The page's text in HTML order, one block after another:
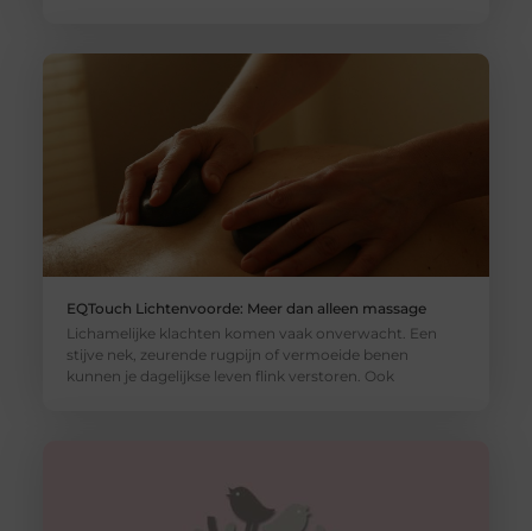
EQTouch Lichtenvoorde: Meer dan alleen massage
Lichamelijke klachten komen vaak onverwacht. Een
stijve nek, zeurende rugpijn of vermoeide benen
kunnen je dagelijkse leven flink verstoren. Ook